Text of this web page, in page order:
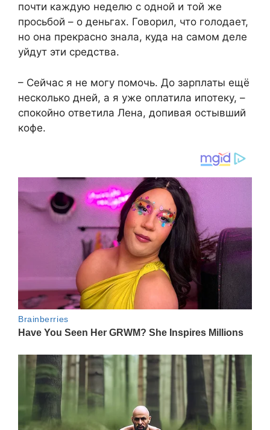
почти каждую неделю с одной и той же
просьбой – о деньгах. Говорил, что голодает,
но она прекрасно знала, куда на самом деле
уйдут эти средства.
– Сейчас я не могу помочь. До зарплаты ещё
несколько дней, а я уже оплатила ипотеку, –
спокойно ответила Лена, допивая остывший
кофе.